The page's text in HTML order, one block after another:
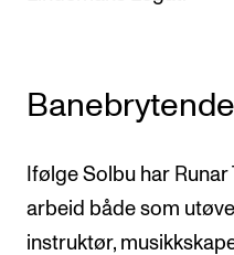
Ifølge Solbu har
arbeid både som
instruktør,